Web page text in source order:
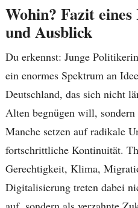
Wohin? Fazit
und Ausblick
Du erkennst: Junge
ein enormes Spektrum an
Deutschland, das sich nicht
Alten begnügen will, sondern
Manche setzen auf radikale
fortschrittliche Kontinuität.
Gerechtigkeit, Klima,
Digitalisierung treten dabei